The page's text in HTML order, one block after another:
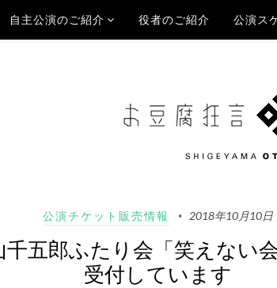
自主公演のご紹介 役者のご紹介 公演ス
公演チケット販売情報 2018年10月10日
五郎ふたり会「笑えない
受付しています